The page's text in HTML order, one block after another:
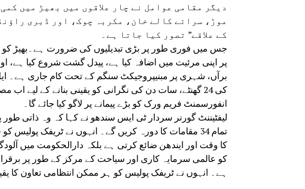
دیگر مقامی عوامل نے چار علاقوں میں بھیڑ میں
موڑ، سرائے کالے خان، مکربہ چوک، اور ڈبری
کے علاقے” تصور کیا جاتا ہے۔
جس میں فوری طور پر بڑی تبدیلیوں کی ضرورت ہے۔بھیڑ کو
پر اپنی مرئیت میں اضافہ کیا ہے، پیدل گشت شروع کیا ہے،
برآں، شہری پر مبنیپروجیکٹ سنگم کے تحت کام جاری ہے۔
انفورسمنٹ فریم ورک کو بڑے پیمانے پر لاگو کیا جائے گا۔
لیفٹیننٹ گورنر سردار ٹی ایس سندھو نے کہا کہ وہ ذاتی طور
تمام 34 مقامات کا دورہ کریں گے۔ انہوں نے ٹریفک
کا وقت اور ایندھن ضائع کرتی ہے بلکہ دارالحکومت میں
کو عالمی سرمایہ کاری اور سیاحت کے مرکز کے طور پر
ہے۔ انہوں نے ٹریفک پولیس کو ہر ممکن انتظامی تعاون کا